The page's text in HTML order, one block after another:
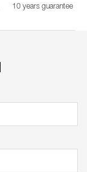
10 years guarantee